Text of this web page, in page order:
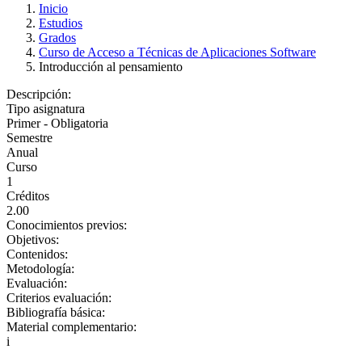
Inicio
Estudios
Grados
Curso de Acceso a Técnicas de Aplicaciones Software
Introducción al pensamiento
Descripción:
Tipo asignatura
Primer - Obligatoria
Semestre
Anual
Curso
1
Créditos
2.00
Conocimientos previos:
Objetivos:
Contenidos:
Metodología:
Evaluación:
Criterios evaluación:
Bibliografía básica:
Material complementario:
i